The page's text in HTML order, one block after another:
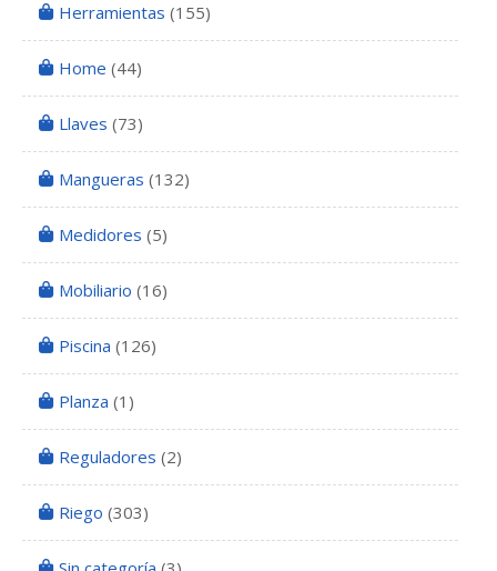
Herramientas (155)
Home (44)
Llaves (73)
Mangueras (132)
Medidores (5)
Mobiliario (16)
Piscina (126)
Planza (1)
Reguladores (2)
Riego (303)